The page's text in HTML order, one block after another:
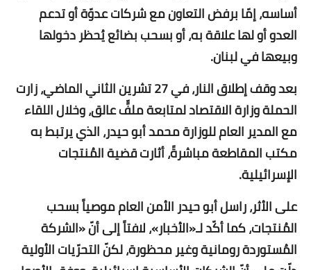
أساسه، إمّا برفض التعاون مع شركات عدوّة أو تدعم
العدو أو لها علاقة به، أو بسحب بضائع يُحظر دخولها
وبيعها في لبنان.
بعد وقف إطلاق النار، في 27 تشرين الثاني الماضي، زارت
الحملة وزارة الاقتصاد لمتابعة ملفٍّ عالق، وخلال اللقاء
مع المدير العام للوزارة محمد أبو حيدر، الذي يرتبط به
مكتب المقاطعة مباشرةً، أثارت قضية المُنتجات
الإسرائيلية.
على الأثر، راسل أبو حيدر الأمن العام موصياً بسحب
المُنتجات، كما أكّد لـ«الأخبار»، لافتاً إلى أنّ «الشركة
المُستوردة رومانية وغير محظورة، لكنّ التحرّيات الأولية